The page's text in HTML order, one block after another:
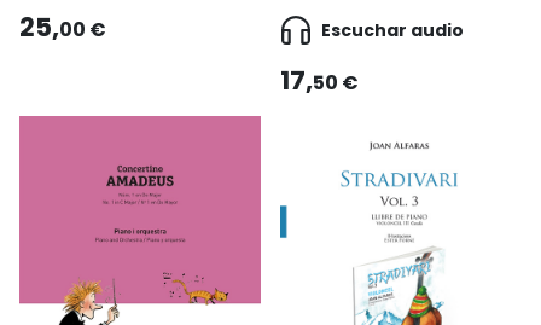
25,00 €
Escuchar audio
17,50 €